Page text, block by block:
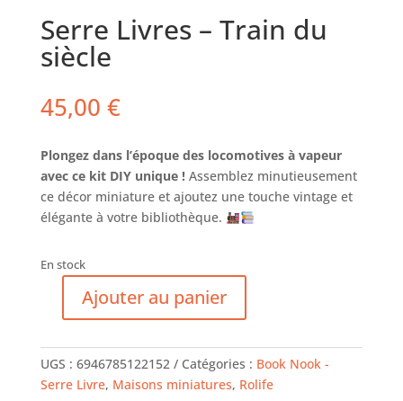
Serre Livres – Train du
siècle
45,00 €
Plongez dans l’époque des locomotives à vapeur
avec ce kit DIY unique !Assemblez minutieusement
ce décor miniature et ajoutez une touche vintage et
élégante à votre bibliothèque.
En stock
quantité
Serre
Livres
-
Ajouter au panier
UGS : 6946785122152 Catégories : Book Nook -
Serre Livre, Maisons miniatures, Rolife